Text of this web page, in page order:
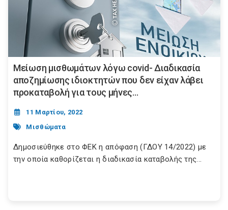
Μείωση μισθωμάτων λόγω covid- Διαδικασία
αποζημίωσης ιδιοκτητών που δεν είχαν λάβει
προκαταβολή για τους μήνες...
11 Μαρτίου, 2022
Μισθώματα
Δημοσιεύθηκε στο ΦΕΚ η απόφαση (ΓΔΟΥ 14/2022) με
την οποία καθορίζεται η διαδικασία καταβολής της...